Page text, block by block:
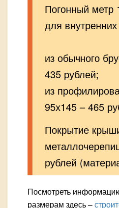
Погонный метр
для
из обычного
435 рублей;
из
95х145 – 465
Покрытие
рублей
Посмотреть
размерам здесь –